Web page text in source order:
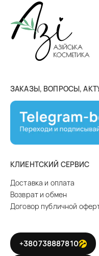
ЗАКАЗЫ, ВОПРОСЫ,
КЛИЕНТСКИЙ СЕРВИС
Доставка и оплата
Возврат и обмен
Договор публичной
+380738887810